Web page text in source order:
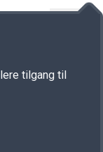
tilgang til